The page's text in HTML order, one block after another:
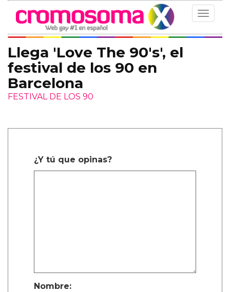
Toggle
Llega 'Love The 90's', el
festival de los 90 en
Barcelona
FESTIVAL DE LOS 90
¿Y tú que opinas?
Nombre: